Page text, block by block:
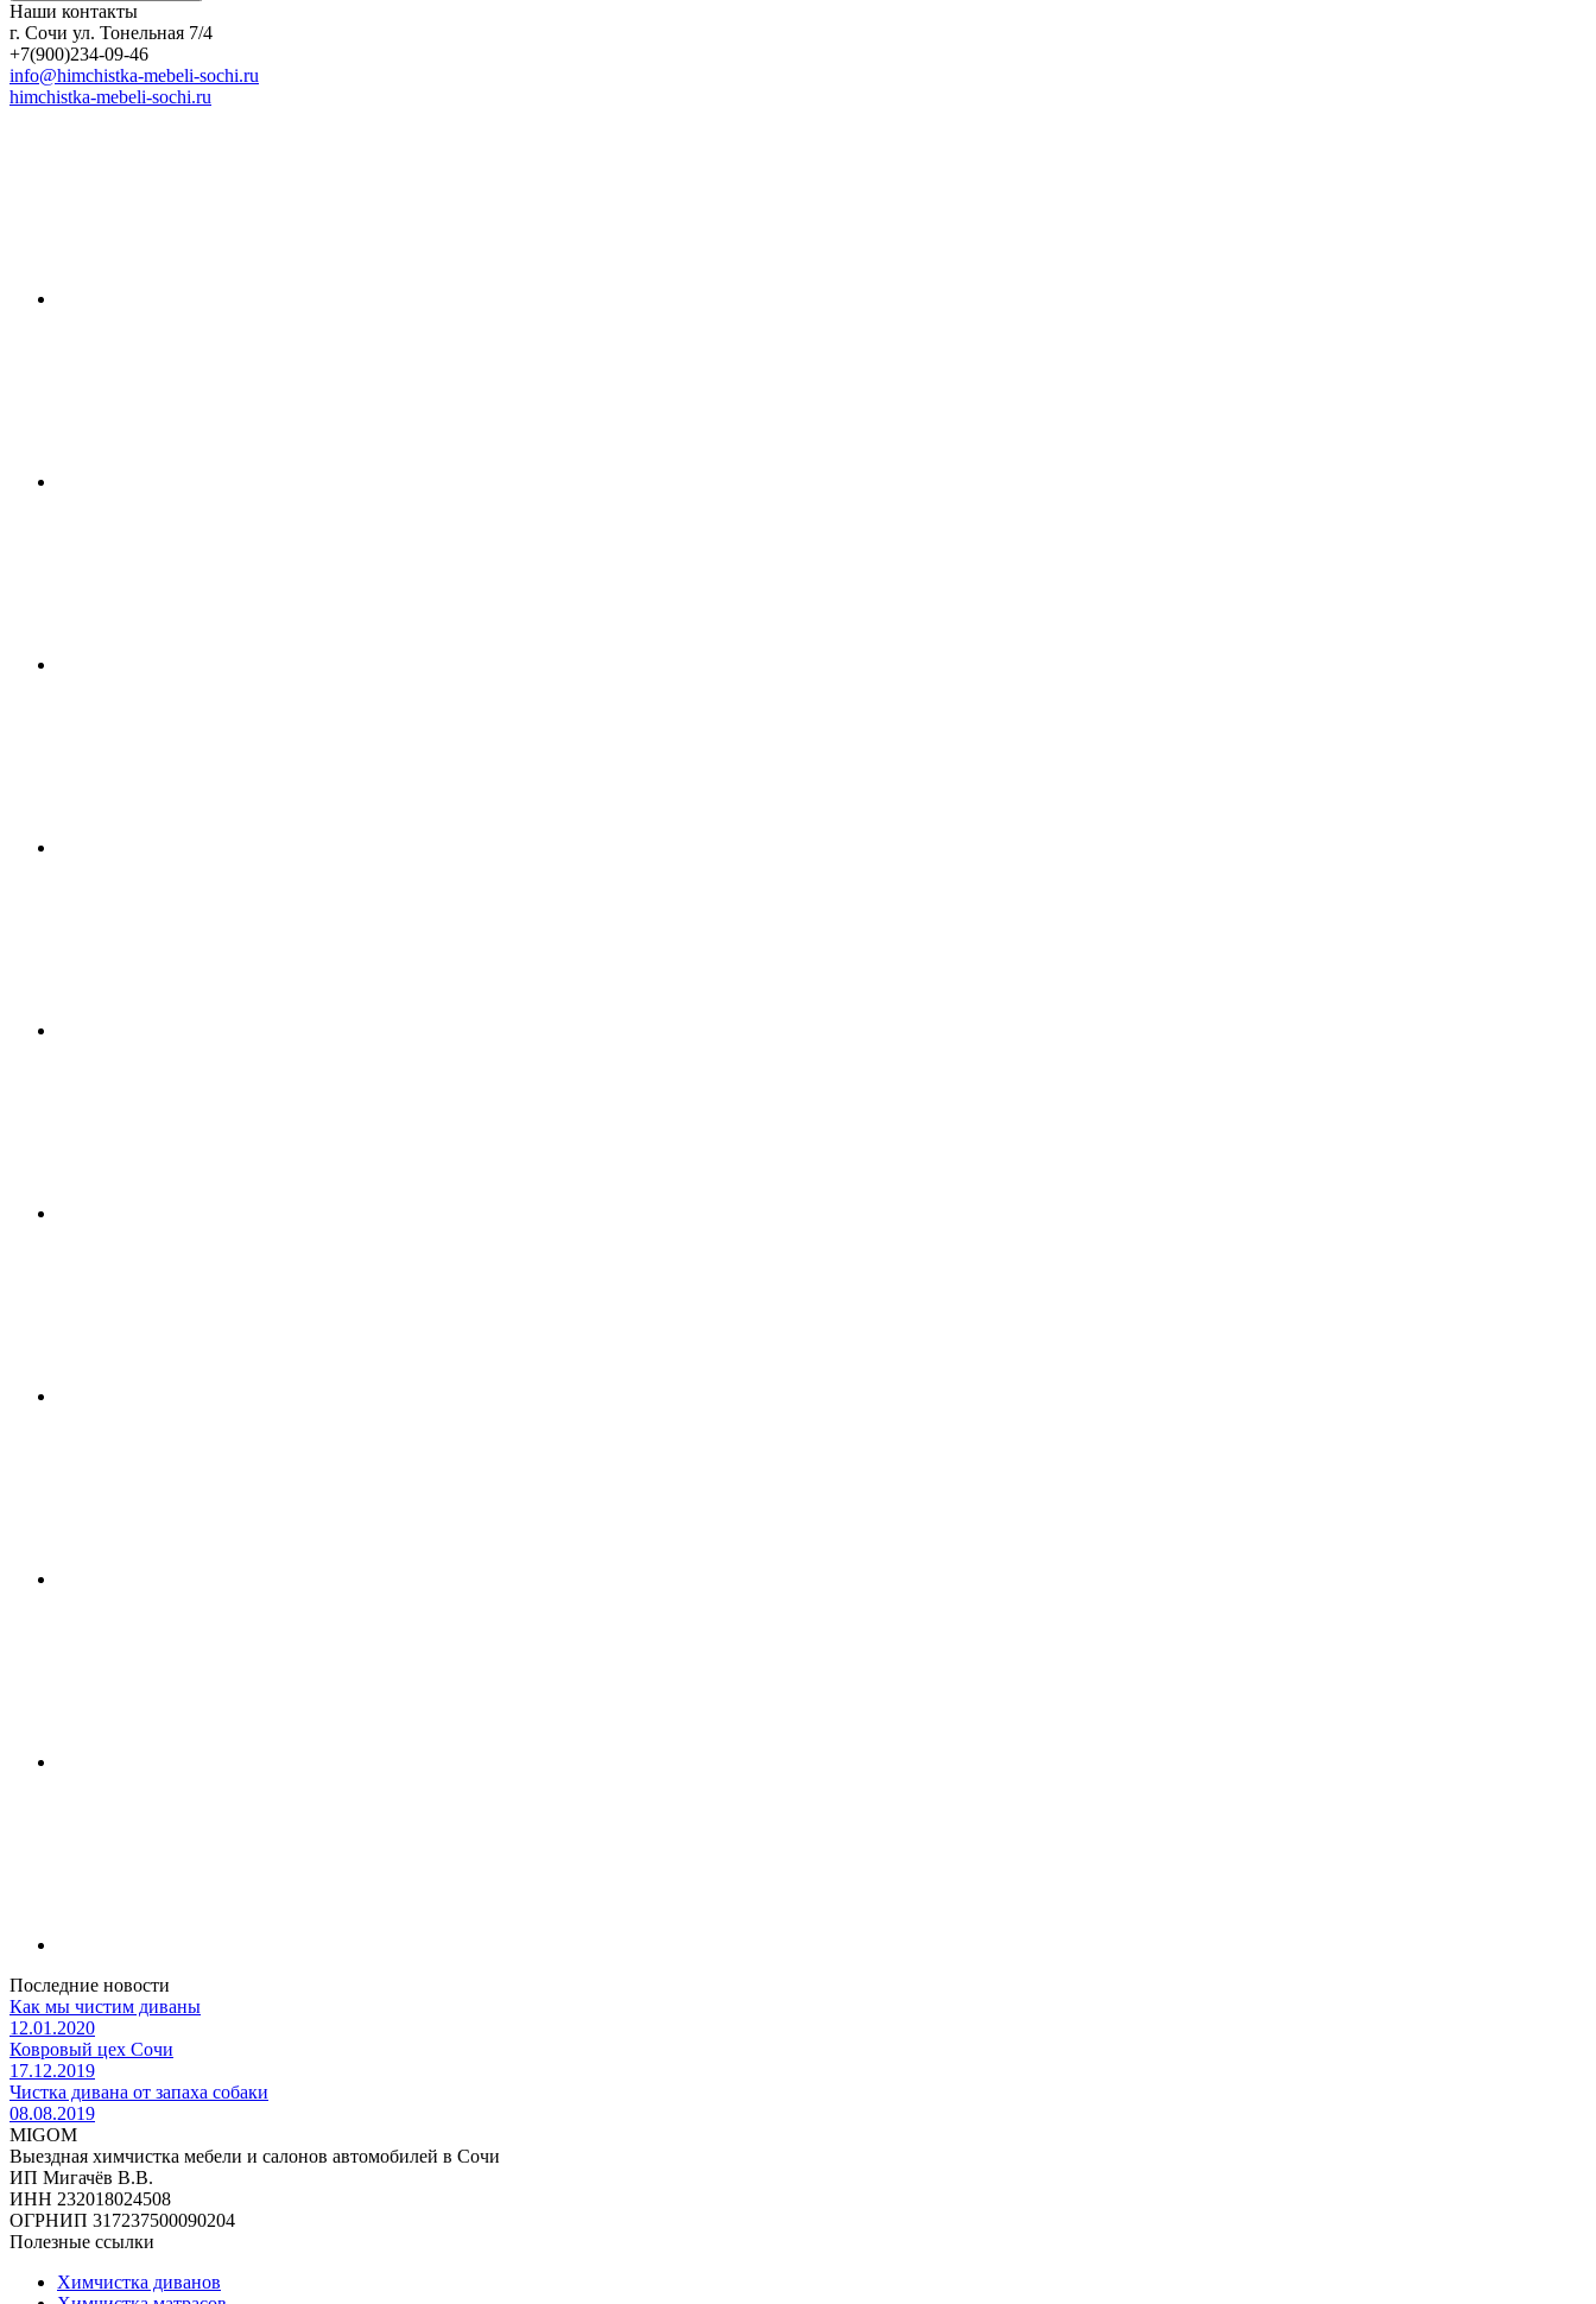
Наши контакты
г. Сочи ул. Тонельная 7/4
+7(900)234-09-46
info@himchistka-mebeli-sochi.ru
himchistka-mebeli-sochi.ru
Последние новости
Как мы чистим диваны
12.01.2020
Ковровый цех Сочи
17.12.2019
Чистка дивана от запаха собаки
08.08.2019
MIGOM
Выездная химчистка мебели и салонов автомобилей в Сочи
ИП Мигачёв В.В.
ИНН 232018024508
ОГРНИП 317237500090204
Полезные ссылки
Химчистка диванов